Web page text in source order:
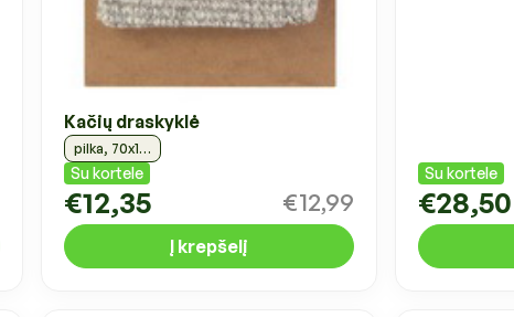
Kačių draskyklė
pilka, 70x17cm
Su kortele
€12,35 €12,99
Į krepšelį
Su kortele
€28,50